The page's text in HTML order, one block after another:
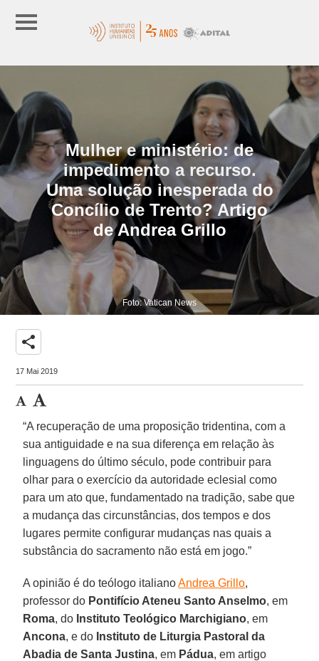
Mulher e ministério: de
impedimento a recurso.
Uma solução inesperada do
Concílio de Trento? Artigo
de Andrea Grillo
Foto: Vatican News
share
17 Mai 2019
“A recuperação de uma proposição tridentina, com a
sua antiguidade e na sua diferença em relação às
linguagens do último século, pode contribuir para
olhar para o exercício da autoridade eclesial como
para um ato que, fundamentado na tradição, sabe que
a mudança das circunstâncias, dos tempos e dos
lugares permite configurar mudanças nas quais a
substância do sacramento não está em jogo.”
A opinião é do teólogo italianoAndrea Grillo,
professor do Pontifício Ateneu Santo Anselmo, em
Roma, do Instituto Teológico Marchigiano, em
Ancona, e do Instituto de Liturgia Pastoral da
Abadia de Santa Justina, em Pádua, em artigo